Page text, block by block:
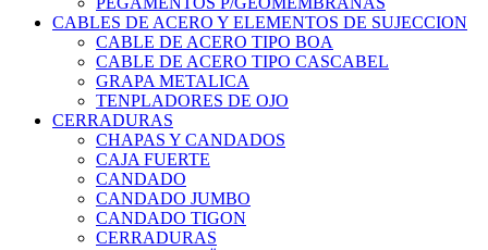
CABLES DE ACERO Y ELEMENTOS DE SUJECCION
CABLE DE ACERO TIPO BOA
CABLE DE ACERO TIPO CASCABEL
GRAPA METALICA
TENPLADORES DE OJO
CERRADURAS
CHAPAS Y CANDADOS
CAJA FUERTE
CANDADO
CANDADO JUMBO
CANDADO TIGON
CERRADURAS